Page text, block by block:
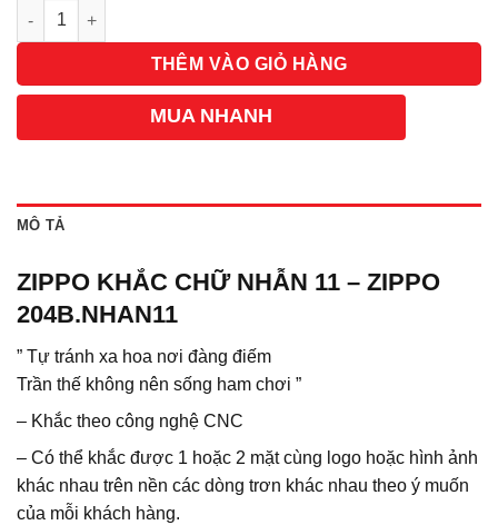
Số lượng
THÊM VÀO GIỎ HÀNG
MUA NHANH
MÔ TẢ
ZIPPO KHẮC CHỮ NHẪN 11 – ZIPPO
204B.NHAN11
” Tự tránh xa hoa nơi đàng điếm
Trần thế không nên sống ham chơi ”
– Khắc theo công nghệ CNC
– Có thể khắc được 1 hoặc 2 mặt cùng logo hoặc hình ảnh
khác nhau trên nền các dòng trơn khác nhau theo ý muốn
của mỗi khách hàng.